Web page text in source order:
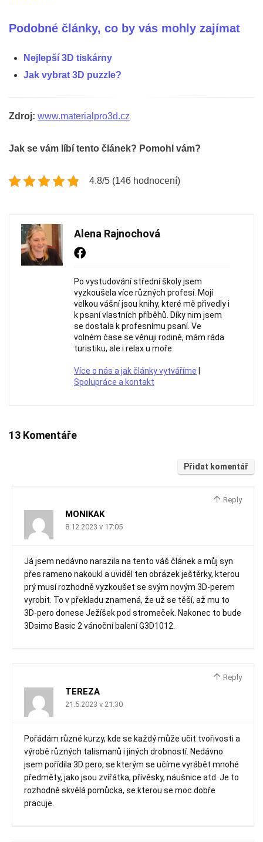
Podobné články, co by vás mohly zajímat
Nejlepší 3D tiskárny
Jak vybrat 3D puzzle?
Zdroj: www.materialpro3d.cz
Jak se vám líbí tento článek? Pomohl vám?
4.8/5 (146 hodnocení)
Alena Rajnochová
Po vystudování střední školy jsem
vyzkoušela více různých profesí. Mojí
velkou vášní jsou knihy, které mě přivedly i
k psaní vlastních příběhů. Díky nim jsem
se dostala k profesnímu psaní. Ve
volném čase se věnuji rodině, mám ráda
turistiku, ale i relax u moře.
Více o nás a jak články vytváříme
Spolupráce a kontakt
13 Komentáře
Přidat komentář
Reply
MONIKAK
8.12.2023 v 17:05
Já jsem nedávno narazila na tento váš článek a můj syn
přes rameno nakoukl a uviděl ten obrázek ještěrky, kterou
prý musí rozhodně vyzkoušet se svým novým 3D-perem
vyrobit. To v překladu znamená, že už se těší, až mu to
3D-pero donese Ježíšek pod stromeček. Nakonec to bude
3Dsimo Basic 2 vánoční balení G3D1012.
Reply
TEREZA
21.5.2023 v 21:30
Pořádám různé kurzy, kde se každý může učit tvořivosti a
výrobě různých talismanů i jiných drobností. Nedávno
jsem pořídila 3D pero, se kterým se učíme vyrábět mnohé
předměty, jako jsou zvířátka, přívěsky, náušnice atd. Je to
rozhodně skvělá pomůcka, se kterou se moc dobře
pracuje.